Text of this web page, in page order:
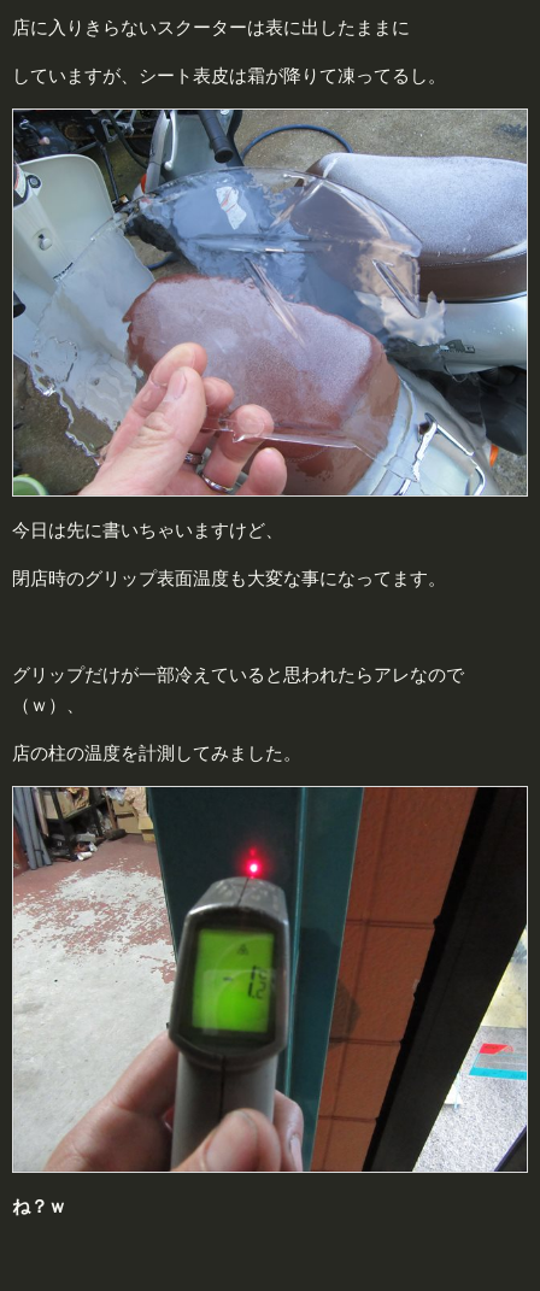
店に入りきらないスクーターは表に出したままに
していますが、シート表皮は霜が降りて凍ってるし。
今日は先に書いちゃいますけど、
閉店時のグリップ表面温度も大変な事になってます。
グリップだけが一部冷えていると思われたらアレなので
（ｗ）、
店の柱の温度を計測してみました。
ね？ｗ